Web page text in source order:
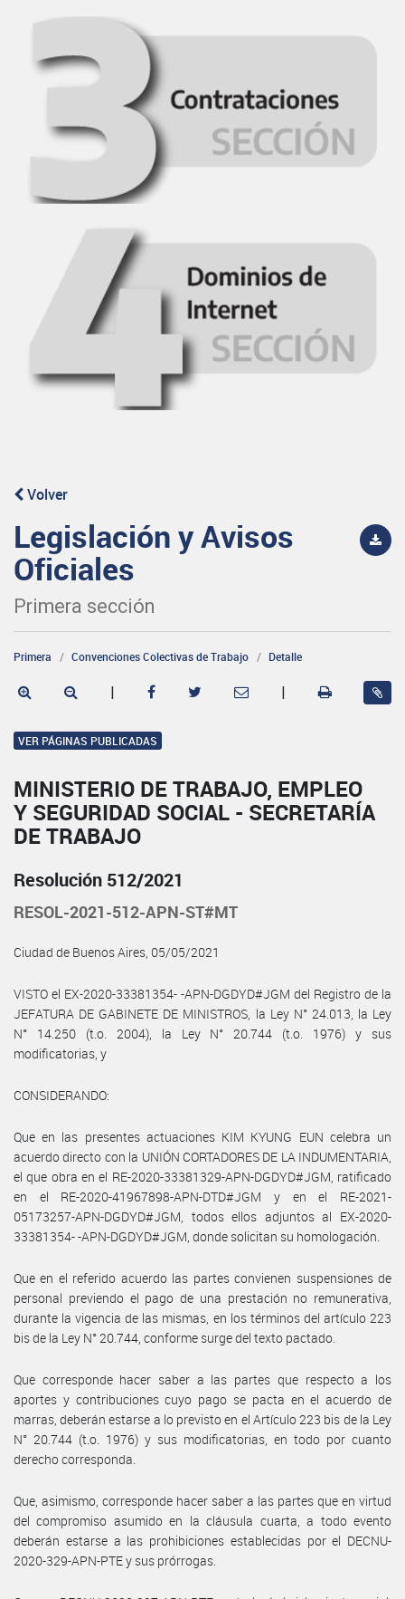
Volver
Legislación y Avisos
Oficiales
Primera sección
Primera Convenciones Colectivas de Trabajo Detalle
| |
VER PÁGINAS PUBLICADAS
MINISTERIO DE TRABAJO, EMPLEO
Y SEGURIDAD SOCIAL - SECRETARÍA
DE TRABAJO
Resolución 512/2021
RESOL-2021-512-APN-ST#MT
Ciudad de Buenos Aires, 05/05/2021
VISTO el EX-2020-33381354- -APN-DGDYD#JGM del Registro de la
JEFATURA DE GABINETE DE MINISTROS, la Ley N° 24.013, la Ley
N° 14.250 (t.o. 2004), la Ley N° 20.744 (t.o. 1976) y sus
modificatorias, y
CONSIDERANDO:
Que en las presentes actuaciones KIM KYUNG EUN celebra un
acuerdo directo con la UNIÓN CORTADORES DE LA INDUMENTARIA,
el que obra en el RE-2020-33381329-APN-DGDYD#JGM, ratificado
en el RE-2020-41967898-APN-DTD#JGM y en el RE-2021-
05173257-APN-DGDYD#JGM, todos ellos adjuntos al EX-2020-
33381354- -APN-DGDYD#JGM, donde solicitan su homologación.
Que en el referido acuerdo las partes convienen suspensiones de
personal previendo el pago de una prestación no remunerativa,
durante la vigencia de las mismas, en los términos del artículo 223
bis de la Ley N° 20.744, conforme surge del texto pactado.
Que corresponde hacer saber a las partes que respecto a los
aportes y contribuciones cuyo pago se pacta en el acuerdo de
marras, deberán estarse a lo previsto en el Artículo 223 bis de la Ley
N° 20.744 (t.o. 1976) y sus modificatorias, en todo por cuanto
derecho corresponda.
Que, asimismo, corresponde hacer saber a las partes que en virtud
del compromiso asumido en la cláusula cuarta, a todo evento
deberán estarse a las prohibiciones establecidas por el DECNU-
2020-329-APN-PTE y sus prórrogas.